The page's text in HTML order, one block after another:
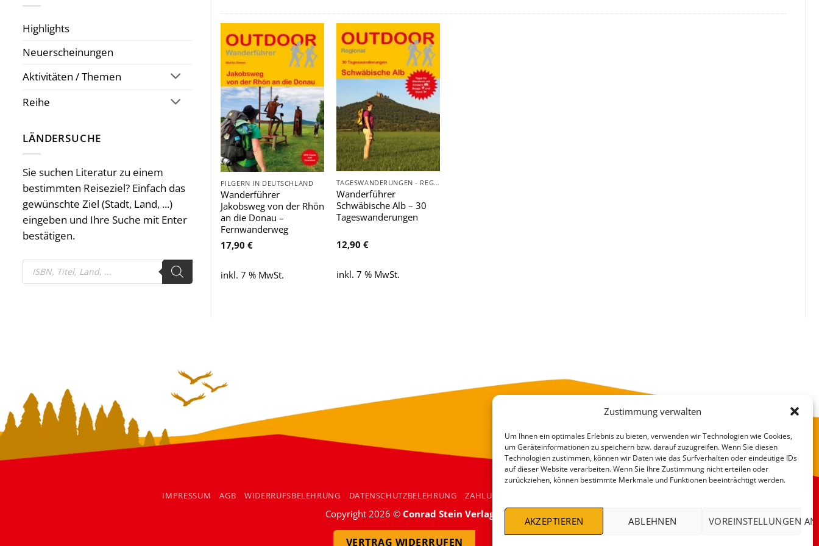
Zustimmung verwalten
Um Ihnen ein optimales Erlebnis zu bieten, verwenden wir Technologien wie Cookies,
um Geräteinformationen zu speichern bzw. darauf zuzugreifen. Wenn Sie diesen
Technologien zustimmen, können wir Daten wie das Surfverhalten oder eindeutige IDs
auf dieser Website verarbeiten. Wenn Sie Ihre Zustimmung nicht erteilen oder
zurückziehen, können bestimmte Merkmale und Funktionen beeinträchtigt werden.
AKZEPTIEREN ABLEHNEN VOREINSTELLUNGEN
Highlights
Neuerscheinungen
Aktivitäten / Themen
Reihe
LÄNDERSUCHE
Sie suchen Literatur zu einem
bestimmten Reiseziel? Einfach das
gewünschte Ziel (Stadt, Land, ...)
eingeben und Ihre Suche mit Enter
bestätigen.
Products
search
Zu
Wunschliste
hinzufügen
PILGERN IN DEUTSCHLAND
Wanderführer
Jakobsweg von der Rhön
an die Donau –
Fernwanderweg
17,90 €
inkl. 7 % MwSt.
Zu
Wunschliste
hinzufügen
TAGESWANDERUNGEN - REGIONAL
Wanderführer
Schwäbische Alb – 30
Tageswanderungen
12,90 €
inkl. 7 % MwSt.
IMPRESSUM AGB WIDERRUFSBELEHRUNG DATENSCHUTZBELEHRUNG ZAHLUNGSARTEN
Copyright 2026 © Conrad Stein Verlag
VERTRAG WIDERRUFEN